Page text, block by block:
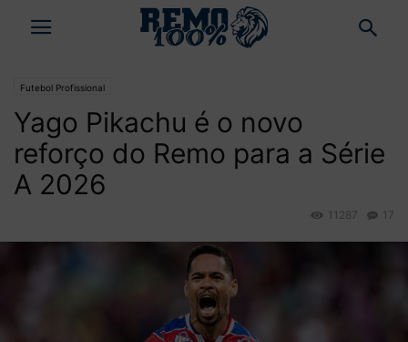
Futebol Profissional
Yago Pikachu é o novo
reforço do Remo para a Série
A 2026
17
11287